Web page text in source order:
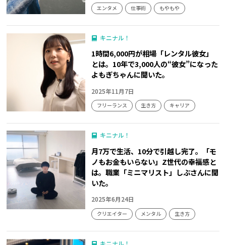
エンタメ 仕事術 もやもや
キニナル！
1時間6,000円が相場「レンタル彼女」
とは。10年で3,000人の“彼女”になった
よもぎちゃんに聞いた。
2025年11月7日
フリーランス 生き方 キャリア
キニナル！
月7万で生活、10分で引越し完了。「モ
ノもお金もいらない」Z世代の幸福感と
は。職業「ミニマリスト」しぶさんに聞
いた。
2025年6月24日
クリエイター メンタル 生き方
キニナル！